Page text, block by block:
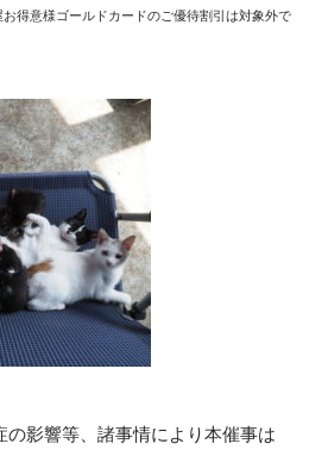
得意様ゴールドカードのご優待割引は対象外で
影響等、諸事情により本催事は